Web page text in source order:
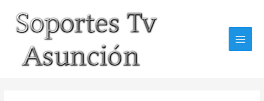
content